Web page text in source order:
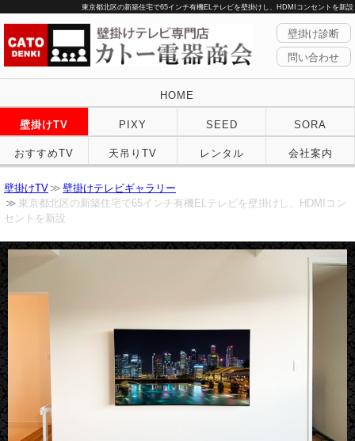
東京都北区の新築住宅で65インチ有機ELテレビを壁掛けし、HDMIコンセントを新設
壁掛け診断
問い合わせ
HOME
壁掛けTV PIXY SEED SORA
おすすめTV 天吊りTV レンタル 会社案内
壁掛けTV
壁掛けテレビギャラリー
東京都北区の新築住宅で65インチ有機ELテレビを壁掛けし、HDMIコン
セントを新設